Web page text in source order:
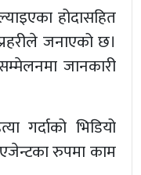
होदासहित
जनाएको छ।
जानकारी
गर्दाको भिडियो
रुपमा काम